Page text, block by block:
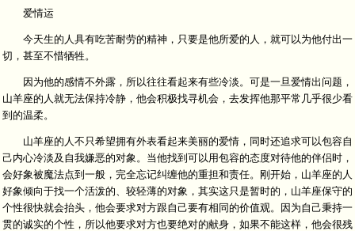
爱情运
今天生的人具有吃苦耐劳的精神，只要是他所爱的人，就可以为他付出一
切，甚至不惜牺牲。
因为他的感情不外露，所以往往看起来有些冷淡。可是一旦爱情出问题，
山羊座的人就无法保持冷静，他会积极找寻机会，去发挥他那平常几乎很少看
到的温柔。
山羊座的人不只希望拥有外表看起来美丽的爱情，同时还追求可以包容自
己内心冷淡及自我嫌恶的对象。当他找到可以用包容的态度对待他的伴侣时，
会好象被魔法点到一般，完全忘记纠缠他的重担和责任。刚开始，山羊座的人
好象倾向于找一个活泼的、较轻薄的对象，其实这只是暂时的，山羊座保守的
个性很快就会抬头，他会要求对方跟自己要有相同的价值观。因为自己秉持一
贯的诚实的个性，所以他要求对方也要绝对的献身，如果不能这样，他会很残